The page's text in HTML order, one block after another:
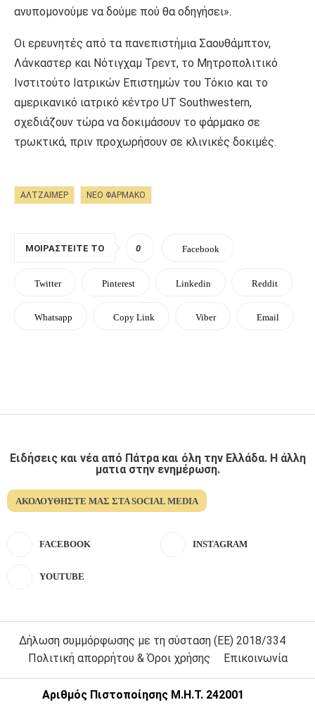
ανυπομονούμε να δούμε πού θα οδηγήσει».
Οι ερευνητές από τα πανεπιστήμια Σαουθάμπτον,
Λάνκαστερ και Νότιγχαμ Τρεντ, το Μητροπολιτικό
Ινστιτούτο Ιατρικών Επιστημών του Τόκιο και το
αμερικανικό ιατρικό κέντρο UT Southwestern,
σχεδιάζουν τώρα να δοκιμάσουν το φάρμακο σε
τρωκτικά, πριν προχωρήσουν σε κλινικές δοκιμές.
ΑΛΤΖΑΙΜΕΡ ΝΕΟ ΦΑΡΜΑΚΟ
ΜΟΙΡΑΣΤΕΊΤΕ ΤΟ 0 Facebook
Twitter Pinterest Linkedin Reddit
Whatsapp Copy Link Viber Email
Ειδήσεις και νέα από Πάτρα και όλη την Ελλάδα. Η άλλη
ματια στην ενημέρωση.
ΑΚΟΛΟΥΘΉΣΤΕ ΜΑΣ ΣΤΑ SOCIAL MEDIA
FACEBOOK INSTAGRAM
YOUTUBE
Δήλωση συμμόρφωσης με τη σύσταση (ΕΕ) 2018/334
Πολιτική απορρήτου & Όροι χρήσης
Επικοινωνία
Αριθμός Πιστοποίησης Μ.Η.Τ. 242001